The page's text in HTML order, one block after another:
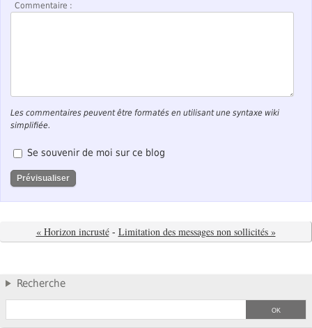
Commentaire :
Les commentaires peuvent être formatés en utilisant une syntaxe wiki
simplifiée.
Se souvenir de moi sur ce blog
« Horizon incrusté - Limitation des messages non sollicités »
Recherche